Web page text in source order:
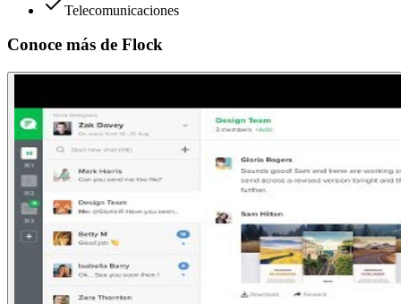
Telecomunicaciones
Conoce más de Flock